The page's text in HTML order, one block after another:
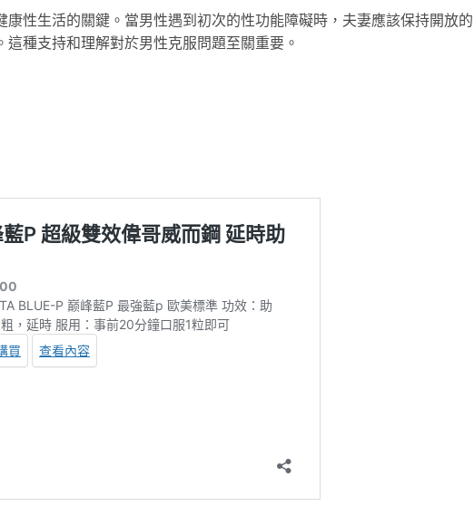
性生活的關鍵。當男性遇到初次的性功能障礙時，夫妻應該保持開放的
種支持和理解對於男性克服問題至關重要。